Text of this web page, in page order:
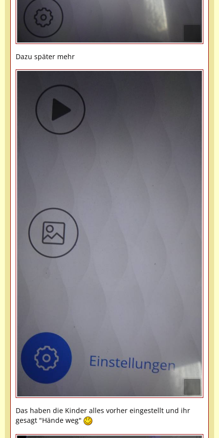
Dazu später mehr
Das haben die Kinder alles vorher eingestellt und ihr
gesagt "Hände weg"